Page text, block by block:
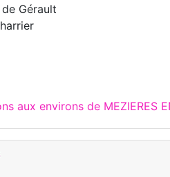
Gérault
aux environs de MEZIERES